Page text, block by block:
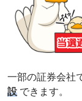
一部の証券会社
設 できます。